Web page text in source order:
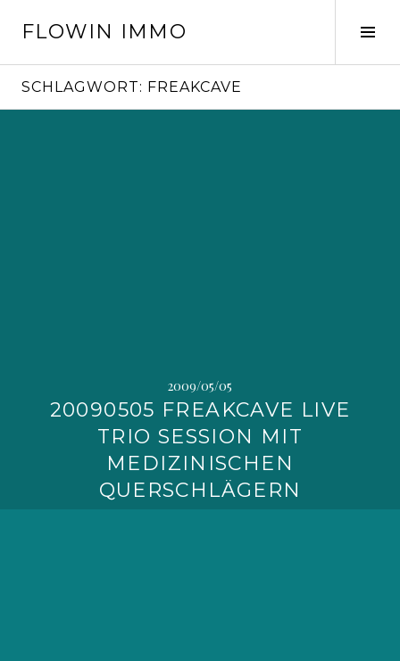
zumFLOWIN IMMO
SCHLAGWORT: FREAKCAVE
2009/05/05
20090505 FREAKCAVE LIVE
TRIO SESSION MIT
MEDIZINISCHEN
QUERSCHLÄGERN